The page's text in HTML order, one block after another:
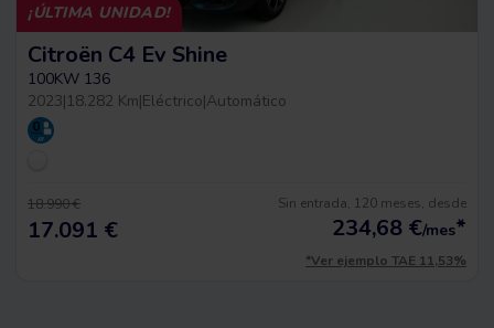
¡ÚLTIMA UNIDAD!
Citroën C4 Ev Shine
100KW 136
2023|18.282 Km|Eléctrico|Automático
18.990 €
17.091 €
Sin entrada, 120 meses, desde
234,68 €/mes*
*Ver ejemplo TAE 11,53%